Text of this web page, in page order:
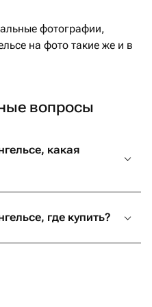
фотографии,
на фото такие же и в
вопросы
какая
где купить?